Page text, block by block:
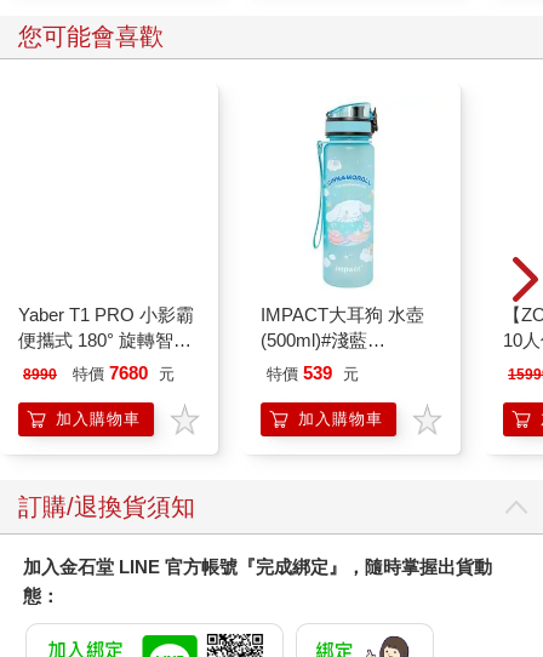
您可能會喜歡
8990 特價 7680 元
加入購物車
IMPACT大耳狗 水壺
(500ml)#淺藍
IMCMB01LB
特價 539 元
加入購物車
訂購/退換貨須知
加入金石堂 LINE 官方帳號『完成綁定』，隨時掌握出貨動
態：